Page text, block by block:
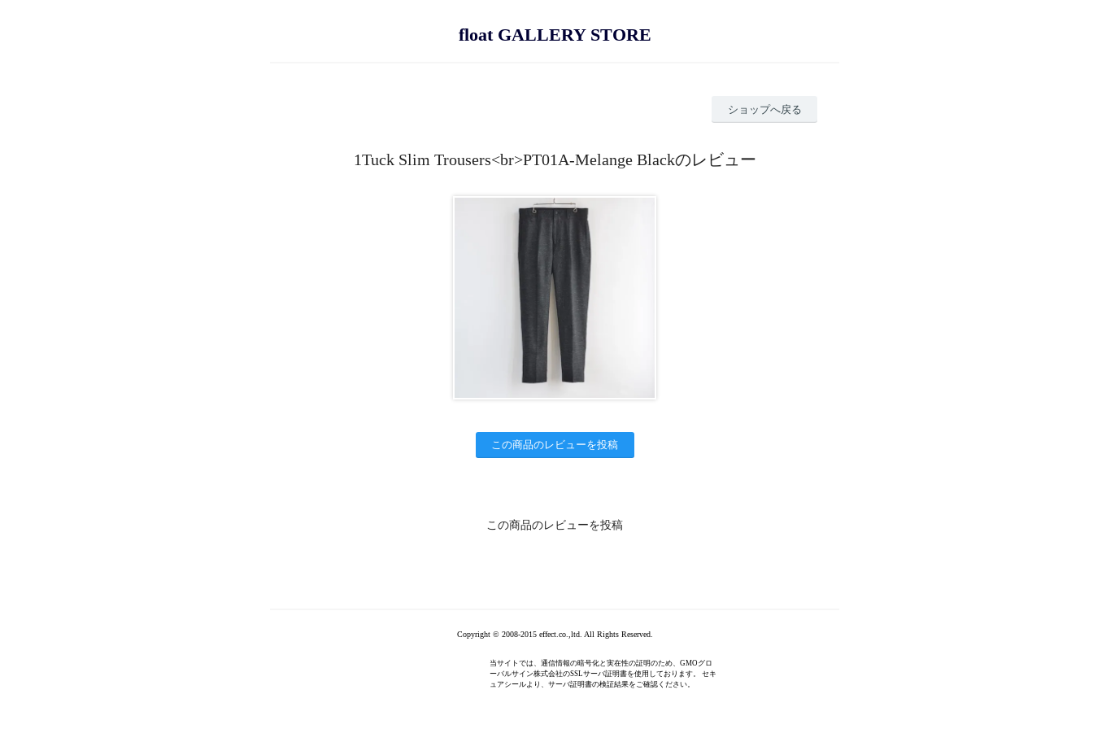
float GALLERY STORE
ショップへ戻る
1Tuck Slim Trousers<br>PT01A-Melange Blackのレビュー
この商品のレビューを投稿
この商品のレビューを投稿
Copyright © 2008-2015 effect.co.,ltd. All Rights Reserved.
当サイトでは、通信情報の暗号化と実在性の証明のため、GMOグロ
ーバルサイン株式会社のSSLサーバ証明書を使用しております。 セキ
ュアシールより、サーバ証明書の検証結果をご確認ください。